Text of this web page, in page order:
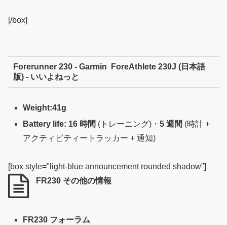
[/box]
Forerunner 230 - Garmin ForeAthlete 230J (日本語
版) - いいよねっと
Weight:41g
Battery life: 16 時間 (トレーニング)・5 週間 (時計 +
アクティビティートラッカー + 通知)
[box style="light-blue announcement rounded shadow"]
FR230 その他の情報
FR230 フォーラム